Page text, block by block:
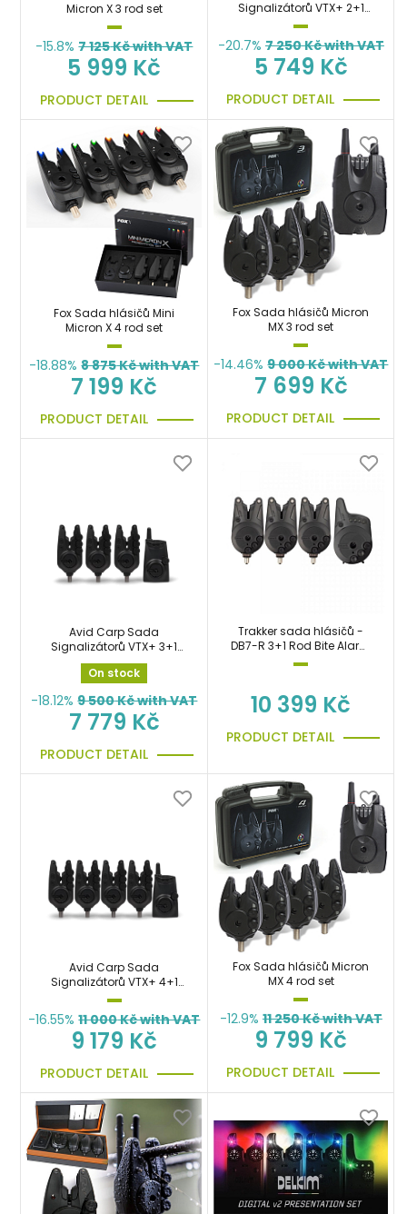
Micron X 3 rod set
-15.8% 7 125Kč with VAT
5 999 Kč
PRODUCT DETAIL
Signalizátorů VTX+ 2+1
Bite Alarm Set
-20.7% 7 250Kč with VAT
5 749 Kč
PRODUCT DETAIL
Fox Sada hlásičů Mini
Micron X 4 rod set
-18.88% 8 875Kč with VAT
7 199 Kč
PRODUCT DETAIL
Fox Sada hlásičů Micron
MX 3 rod set
-14.46% 9 000Kč with VAT
7 699 Kč
PRODUCT DETAIL
Avid Carp Sada
Signalizátorů VTX+ 3+1
Bite Alarm Set
On stock
-18.12% 9 500Kč with VAT
7 779 Kč
PRODUCT DETAIL
Trakker sada hlásičů -
DB7-R 3+1 Rod Bite Alarm
Set
10 399 Kč
PRODUCT DETAIL
Avid Carp Sada
Signalizátorů VTX+ 4+1
Bite Alarm Set
-16.55% 11 000Kč with VAT
9 179 Kč
PRODUCT DETAIL
Fox Sada hlásičů Micron
MX 4 rod set
-12.9% 11 250Kč with VAT
9 799 Kč
PRODUCT DETAIL